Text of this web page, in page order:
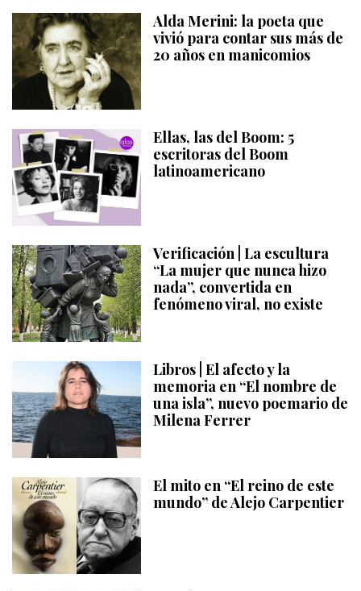
Alda Merini: la poeta que
vivió para contar sus más de
20 años en manicomios
Ellas, las del Boom: 5
escritoras del Boom
latinoamericano
Verificación | La escultura
“La mujer que nunca hizo
nada”, convertida en
fenómeno viral, no existe
Libros | El afecto y la
memoria en “El nombre de
una isla”, nuevo poemario de
Milena Ferrer
El mito en “El reino de este
mundo” de Alejo Carpentier